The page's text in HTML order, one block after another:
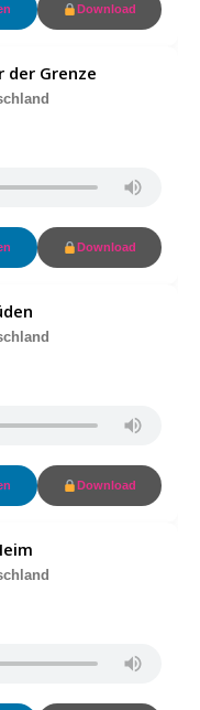
Download
Grenze
Download
Download